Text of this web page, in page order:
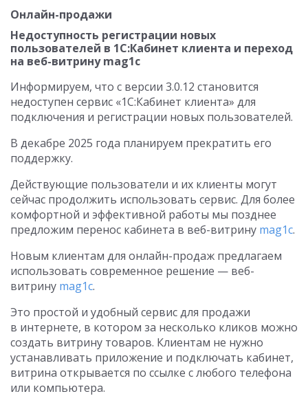
Онлайн-продажи
Недоступность регистрации новых
пользователей в 1С:Кабинет клиента и переход
на веб-витрину mag1с
Информируем, что с версии 3.0.12 становится
недоступен сервис «1С:Кабинет клиента» для
подключения и регистрации новых пользователей.
В декабре 2025 года планируем прекратить его
поддержку.
Действующие пользователи и их клиенты могут
сейчас продолжить использовать сервис. Для более
комфортной и эффективной работы мы позднее
предложим перенос кабинета в веб-витрину mag1c.
Новым клиентам для онлайн-продаж предлагаем
использовать современное решение — веб-
витрину mag1c.
Это простой и удобный сервис для продажи
в интернете, в котором за несколько кликов можно
создать витрину товаров. Клиентам не нужно
устанавливать приложение и подключать кабинет,
витрина открывается по ссылке с любого телефона
или компьютера.